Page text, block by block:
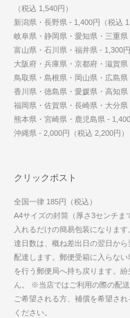
（税込 1,540円）
新潟県・長野県 - 1,400円（税込
岐阜県・静岡県・愛知県・三重県
富山県・石川県・福井県 - 1,300
大阪府・兵庫県・京都府・滋賀
鳥取県・島根県・岡山県・広島県
香川県・徳島県・愛媛県・高知県
福岡県・佐賀県・長崎県・大分県
熊本県・宮崎県・鹿児島県 -
沖縄県 - 2,000円（税込 2,200円）
クリックポスト
全国一律 185円（税込）
A4サイズの封筒（厚さ3センチま
入れるだけの簡易包装になりま
達日数は、概ね差出日の翌日か
配達します。郵便受箱に入らな
を行う郵便局へ持ち戻ります。
ん。 ※当店ではご利用の際の配
ご希望される方、補償を希望さ
ください。